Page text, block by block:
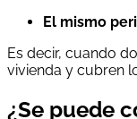
El mismo
Es decir, cuando
vivienda y cubren
¿Se puede